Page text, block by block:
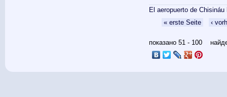
El aeropuerto de
Seiten
« erste Seite ‹
показано 51 - 100